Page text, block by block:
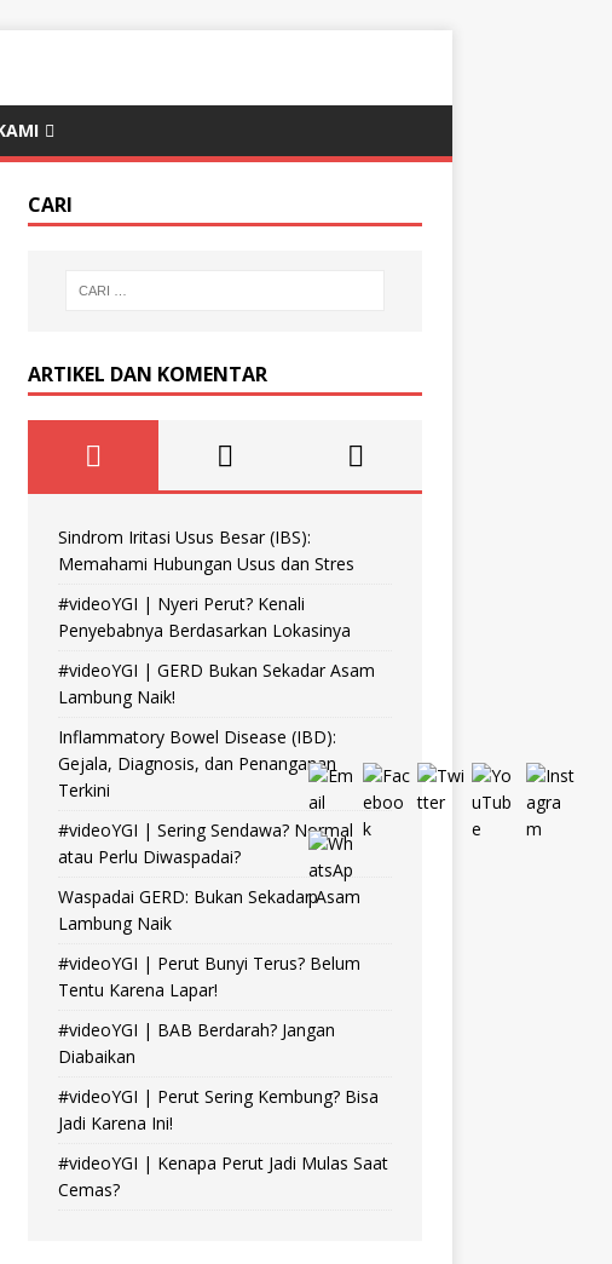
CARI
ARTIKEL DAN KOMENTAR
Sindrom Iritasi Usus Besar (IBS):
Memahami Hubungan Usus dan Stres
#videoYGI | Nyeri Perut? Kenali
Penyebabnya Berdasarkan Lokasinya
#videoYGI | GERD Bukan Sekadar Asam
Lambung Naik!
Inflammatory Bowel Disease (IBD):
Gejala, Diagnosis, dan Penanganan
Terkini
#videoYGI | Sering Sendawa? Normal
atau Perlu Diwaspadai?
Waspadai GERD: Bukan Sekadar Asam
Lambung Naik
#videoYGI | Perut Bunyi Terus? Belum
Tentu Karena Lapar!
#videoYGI | BAB Berdarah? Jangan
Diabaikan
#videoYGI | Perut Sering Kembung? Bisa
Jadi Karena Ini!
#videoYGI | Kenapa Perut Jadi Mulas Saat
Cemas?